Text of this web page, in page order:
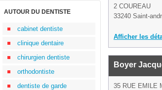
AUTOUR DU DENTISTE
cabinet dentiste
clinique dentaire
chirurgien dentiste
orthodontiste
dentiste de garde
2 COUREAU
33240 Saint-
Afficher les
Boyer
35 RUE EMILE